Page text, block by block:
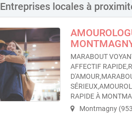
Entreprises locales à
MARABOUT
AFFECTIF
RAPIDE À
Montmagny